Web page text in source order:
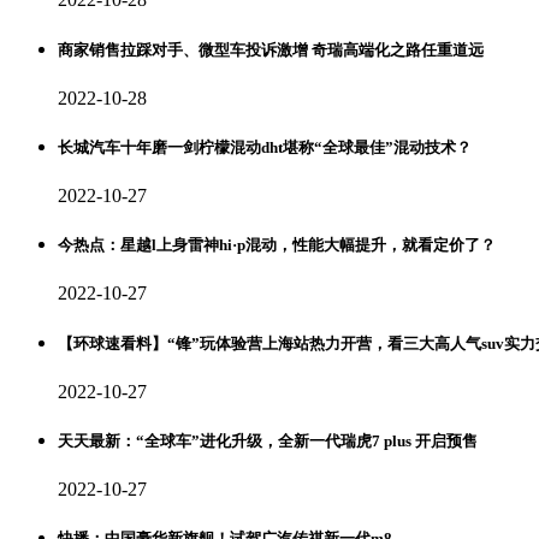
商家销售拉踩对手、微型车投诉激增 奇瑞高端化之路任重道远
2022-10-28
长城汽车十年磨一剑柠檬混动dht堪称“全球最佳”混动技术？
2022-10-27
今热点：星越l上身雷神hi·p混动，性能大幅提升，就看定价了？
2022-10-27
【环球速看料】“锋”玩体验营上海站热力开营，看三大高人气suv实
2022-10-27
天天最新：“全球车”进化升级，全新一代瑞虎7 plus 开启预售
2022-10-27